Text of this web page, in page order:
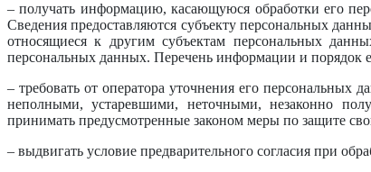
– получать информацию, касающуюся обработки его
Сведения предоставляются субъекту персональных
относящиеся к другим субъектам персональных
персональных данных. Перечень информации и порядок
– требовать от оператора уточнения его
неполными, устаревшими, неточными, незаконно
принимать предусмотренные законом меры по защите
– выдвигать условие предварительного согласия при